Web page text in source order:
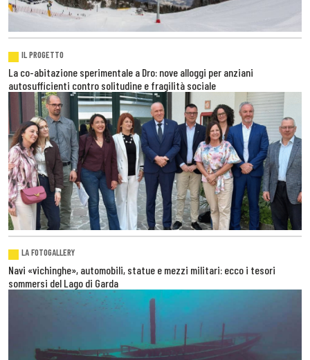
IL PROGETTO
La co-abitazione sperimentale a Dro: nove alloggi per anziani
autosufficienti contro solitudine e fragilità sociale
LA FOTOGALLERY
Navi «vichinghe», automobili, statue e mezzi militari: ecco i tesori
sommersi del Lago di Garda